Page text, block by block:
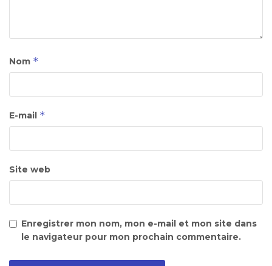
Nom *
E-mail *
Site web
Enregistrer mon nom, mon e-mail et mon site dans
le navigateur pour mon prochain commentaire.